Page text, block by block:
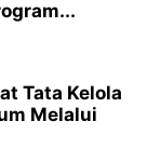
Tata Kelola
Melalui